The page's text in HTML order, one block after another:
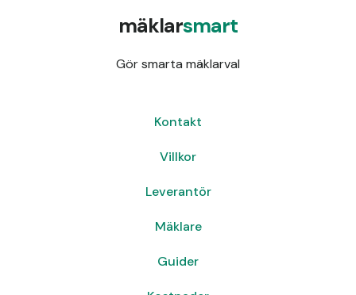
mäklarsmart
Gör smarta mäklarval
Kontakt
Villkor
Leverantör
Mäklare
Guider